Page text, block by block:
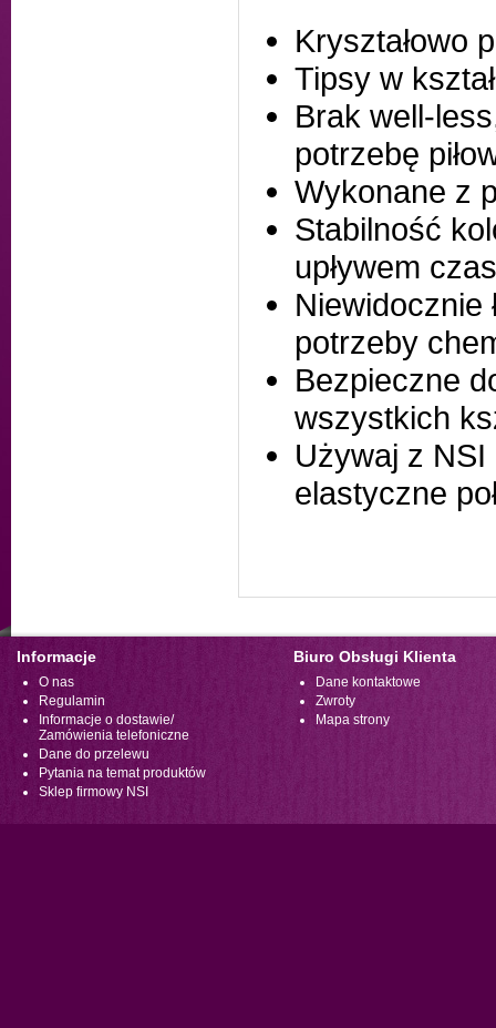
Kryształowo
Tipsy w
Brak well-
potrzebę
Wykonane z
Stabilność
upływem
Niewidocznie
potrzeby
Bezpieczne
wszystkich
Używaj z
elastyczne
Informacje
O nas
Regulamin
Informacje o dostawie/
Zamówienia telefoniczne
Dane do przelewu
Pytania na temat produktów
Sklep firmowy NSI
Biuro Obsługi Klienta
Dane kontaktowe
Zwroty
Mapa strony